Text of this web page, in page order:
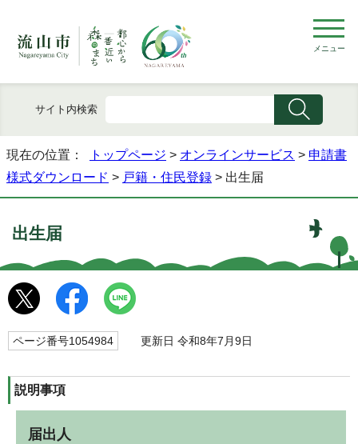
メニュー
サイト内検索
現在の位置： トップページ > オンラインサービス > 申請書
様式ダウンロード > 戸籍・住民登録 > 出生届
出生届
ページ番号1054984 更新日 令和8年7月9日
説明事項
届出人